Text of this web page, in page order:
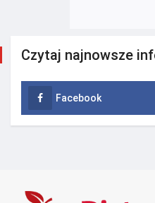
Czytaj najnowsze
Facebook